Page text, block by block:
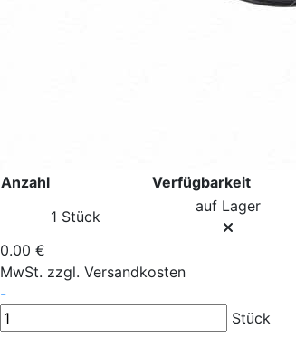
Anzahl
Verfügbarkeit
1 Stück
auf Lager
0.00 €
MwSt. zzgl. Versandkosten
-
Stück